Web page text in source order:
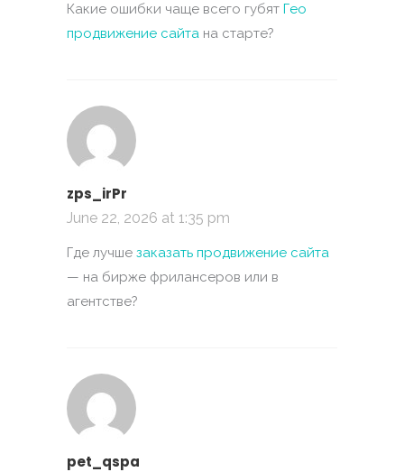
Какие ошибки чаще всего губят Гео
продвижение сайта на старте?
zps_irPr
June 22, 2026 at 1:35 pm
Где лучше заказать продвижение сайта
— на бирже фрилансеров или в
агентстве?
pet_qspa